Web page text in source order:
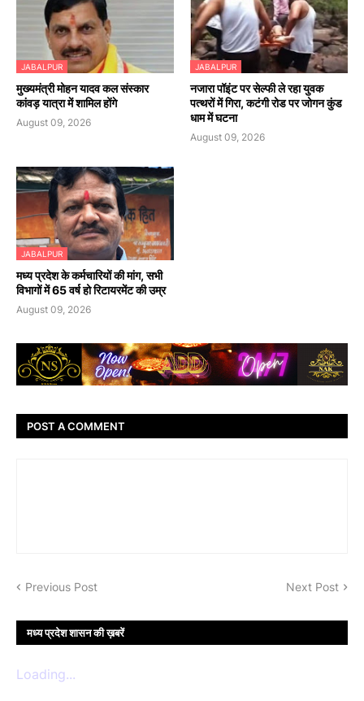
JABALPUR
मुख्यमंत्री मोहन यादव कल संस्कार
कांवड़ यात्रा में शामिल होंगे
August 09, 2026
JABALPUR
नजारा पॉइंट पर सेल्फी ले रहा युवक
पत्थरों में गिरा, कटंगी रोड पर जोगन कुंड
धाम में घटना
August 09, 2026
JABALPUR
मध्य प्रदेश के कर्मचारियों की मांग, सभी
विभागों में 65 वर्ष हो रिटायरमेंट की उम्र
August 09, 2026
POST A COMMENT
Previous Post Next Post
मध्य प्रदेश शासन की ख़बरें
Loading...